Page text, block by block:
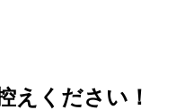
えください！